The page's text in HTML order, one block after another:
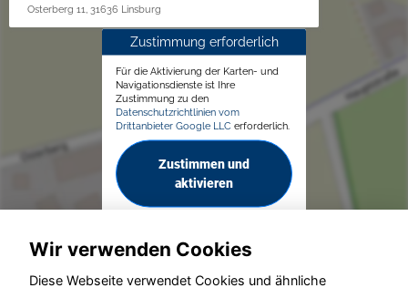
Osterberg 11, 31636 Linsburg
Zustimmung erforderlich
Für die Aktivierung der Karten- und
Navigationsdienste ist Ihre
Zustimmung zu den
Datenschutzrichtlinien vom
Drittanbieter Google LLC erforderlich.
Zustimmen und
aktivieren
Wir verwenden Cookies
Diese Webseite verwendet Cookies und ähnliche